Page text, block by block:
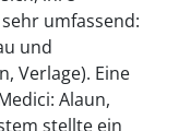
umfassend:
und
Verlage). Eine
Alaun,
stellte ein